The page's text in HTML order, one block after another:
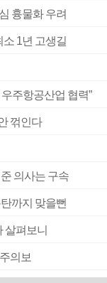
흉물화 우려
소 1년 고생길
주항공산업 협력”
꺾인다
의사는 구속
까지 맞을뻔
살펴보니
의보